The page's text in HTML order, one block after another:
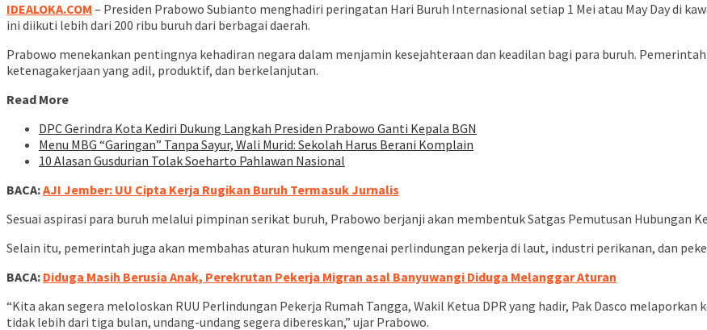
IDEALOKA.COM – Presiden Prabowo Subianto menghadiri peringatan Hari Buruh Internasional setiap 1 Mei atau May Day di
ini diikuti lebih dari 200 ribu buruh dari berbagai daerah.
Prabowo menekankan pentingnya kehadiran negara dalam menjamin kesejahteraan dan keadilan bagi para buruh.
ketenagakerjaan yang adil, produktif, dan berkelanjutan.
Read More
DPC Gerindra Kota Kediri Dukung Langkah Presiden Prabowo Ganti Kepala BGN
Menu MBG “Garingan” Tanpa Sayur, Wali Murid: Sekolah Harus Berani Komplain
10 Alasan Gusdurian Tolak Soeharto Pahlawan Nasional
BACA:AJI Jember: UU Cipta Kerja Rugikan Buruh Termasuk Jurnalis
Sesuai aspirasi para buruh melalui pimpinan serikat buruh, Prabowo berjanji akan membentuk Satgas Pemutusan Hubungan
Selain itu, pemerintah juga akan membahas aturan hukum mengenai perlindungan pekerja di laut, industri perikanan, dan
BACA: Diduga Masih Berusia Anak, Perekrutan Pekerja Migran asal Banyuwangi Diduga Melanggar Aturan
“Kita akan segera meloloskan RUU Perlindungan Pekerja Rumah Tangga, Wakil Ketua DPR yang hadir, Pak Dasco melaporkan
tidak lebih dari tiga bulan, undang-undang segera dibereskan,” ujar Prabowo.